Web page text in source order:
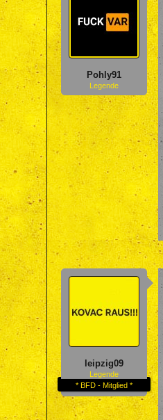
Pohly91
Legende
leipzig09
Legende
* BFD - Mitglied *